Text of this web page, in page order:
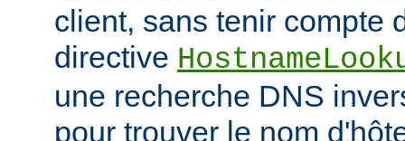
client, sans tenir compte
directive
une recherche DNS
pour trouver le nom